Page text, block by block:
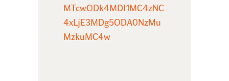
MTcwODk4MDI1MC4zNC
4xLjE3MDg5ODA0NzMu
MzkuMC4w